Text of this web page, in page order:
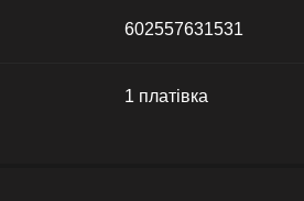
602557631531
1 платівка